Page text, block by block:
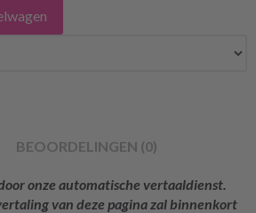
BEOORDELINGEN (0)
onze automatische vertaaldienst.
van deze pagina zal binnenkort